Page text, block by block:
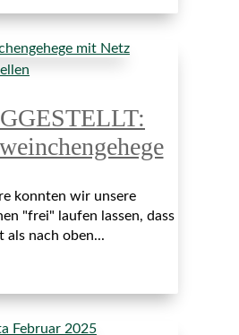
konnten wir unsere
"frei" laufen lassen, dass
als nach oben...